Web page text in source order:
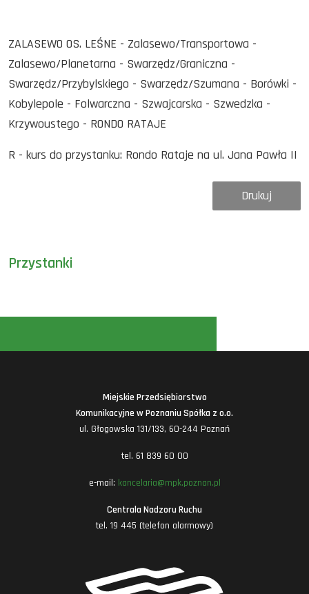
Przystanki
ZALASEWO OS. LEŚNE - Zalasewo/Transportowa -
Zalasewo/Planetarna - Swarzędz/Graniczna -
Swarzędz/Przybylskiego - Swarzędz/Szumana - Borówki -
Kobylepole - Folwarczna - Szwajcarska - Szwedzka -
Krzywoustego - RONDO RATAJE
R - kurs do przystanku: Rondo Rataje na ul. Jana Pawła II
Drukuj
Miejskie Przedsiębiorstwo
Komunikacyjne w Poznaniu Spółka z o.o.
ul. Głogowska 131/133, 60-244 Poznań
tel. 61 839 60 00
e-mail: kancelaria@mpk.poznan.pl
Centrala Nadzoru Ruchu
tel. 19 445 (telefon alarmowy)